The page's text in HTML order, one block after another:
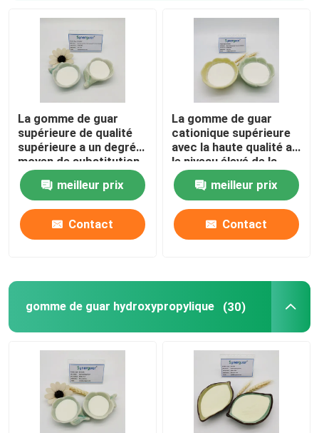
La gomme de guar
supérieure de qualité
supérieure a un degré
moyen de substitution
et une grande
transparence pour les
soins capillaires.
meilleur prix
Contact
La gomme de guar
cationique supérieure
avec la haute qualité a
le niveau élevé de la
substitution et du haut
transparent pour des
soins capillaires
meilleur prix
Contact
gomme de guar hydroxypropylique (30)